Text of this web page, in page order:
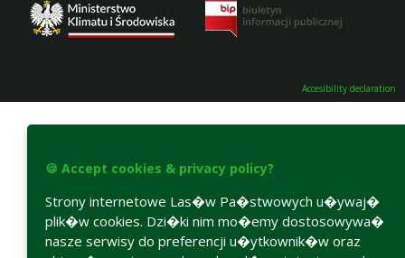
Accesibility declaration
🍪 Accept cookies & privacy policy?
Strony internetowe Las�w Pa�stwowych u�ywaj�
plik�w cookies. Dzi�ki nim mo�emy dostosowywa�
nasze serwisy do preferencji u�ytkownik�w oraz